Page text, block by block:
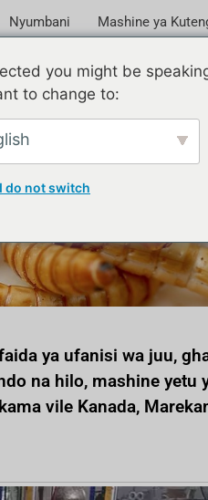
Nyumbani Mashine ya
10 cha
ya ufanisi wa juu,
na hilo, mashine yetu
vile Kanada,
you might be
to change to:
do not switch